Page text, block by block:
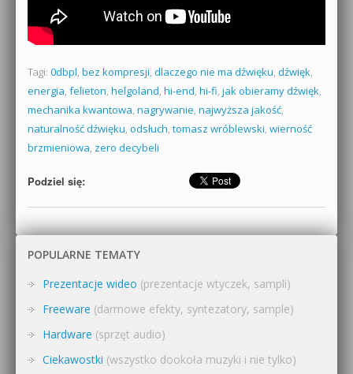
Tagi: 0dbpl, bez kompresji, dlaczego nie ma dźwięku, dźwięk,
energia, felieton, helgoland, hi-end, hi-fi, jak obieramy dźwięk,
mechanika kwantowa, nagrywanie, najwyższa jakość,
naturalność dźwięku, odsłuch, tomasz wróblewski, wierność
brzmieniowa, zero decybeli
Podziel się:
POPULARNE TEMATY
Prezentacje wideo (prezentacje wtyczek, sampli)
Freeware (darmowe efekty, syntezatory, sample)
Hardware (sprzęt audio)
Ciekawostki (wszystko dookoła muzyki i nie tylko)